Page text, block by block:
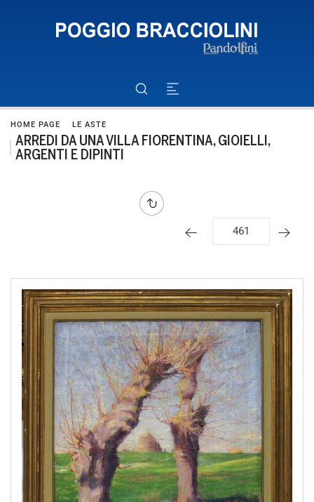
HOME PAGE LE ASTE
ARREDI DA UNA VILLA FIORENTINA, GIOIELLI,
ARGENTI E DIPINTI